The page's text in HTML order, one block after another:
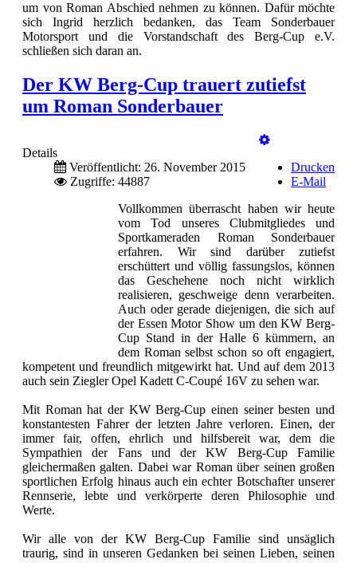
um von Roman Abschied nehmen zu können. Dafür möchte
sich Ingrid herzlich bedanken, das Team Sonderbauer
Motorsport und die Vorstandschaft des Berg-Cup e.V.
schließen sich daran an.
Der KW Berg-Cup trauert zutiefst
um Roman Sonderbauer
Details
Veröffentlicht: 26. November 2015
Zugriffe: 44887
Drucken
E-Mail
Vollkommen überrascht haben wir heute
vom Tod unseres Clubmitgliedes und
Sportkameraden Roman Sonderbauer
erfahren. Wir sind darüber zutiefst
erschüttert und völlig fassungslos, können
das Geschehene noch nicht wirklich
realisieren, geschweige denn verarbeiten.
Auch oder gerade diejenigen, die sich auf
der Essen Motor Show um den KW Berg-
Cup Stand in der Halle 6 kümmern, an
dem Roman selbst schon so oft engagiert,
kompetent und freundlich mitgewirkt hat. Und auf dem 2013
auch sein Ziegler Opel Kadett C-Coupé 16V zu sehen war.
Mit Roman hat der KW Berg-Cup einen seiner besten und
konstantesten Fahrer der letzten Jahre verloren. Einen, der
immer fair, offen, ehrlich und hilfsbereit war, dem die
Sympathien der Fans und der KW Berg-Cup Familie
gleichermaßen galten. Dabei war Roman über seinen großen
sportlichen Erfolg hinaus auch ein echter Botschafter unserer
Rennserie, lebte und verkörperte deren Philosophie und
Werte.
Wir alle von der KW Berg-Cup Familie sind unsäglich
traurig, sind in unseren Gedanken bei seinen Lieben, seinen